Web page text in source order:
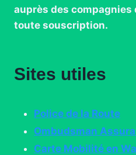
auprès des compagnies
toute souscription.
Sites utiles
Police de la Route
Ombudsman
Carte Mobilité en